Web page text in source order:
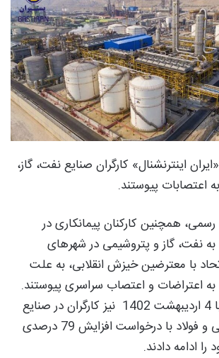
اینترنشنال» کارگران صنایع نفت، گاز،
اعتصابات پیوستند.
همچنین کارکنان پیمانکاری در
نفت، گاز و پتروشیمی در شهرهای
با معترضین خیزش انقلابی، به علت
اعتراضات و اعتصاب سراسری پیوستند.
امروز دوشنبه برابر با 4 اردیبهشت 1402 نیز کارگران در صنایع
نفت، گاز، پتروشیمی و فولاد با درخواست افزایش 79 درصدی
ادامه دادند.